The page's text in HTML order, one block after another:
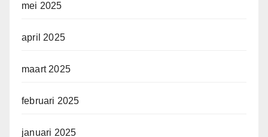
mei 2025
april 2025
maart 2025
februari 2025
januari 2025